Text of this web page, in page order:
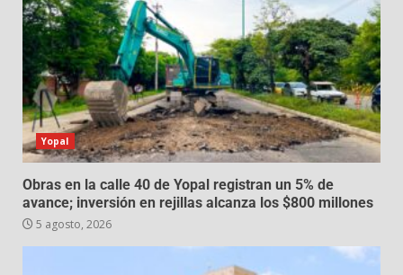
Yopal
Obras en la calle 40 de Yopal registran un 5% de
avance; inversión en rejillas alcanza los $800 millones
5 agosto, 2026